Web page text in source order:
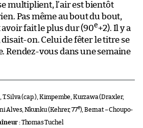
multiplient, l’air est bientôt
Pas même au bout du bout,
fait le plus dur (90e+2). Il y a
on. Celui de fêter le titre se
Rendez-vous dans une semaine
T.Silva (cap.), Kimpembe, Kurzawa (Draxler,
Alves, Nkunku (Kehrer, 77e), Bernat – Choupo-
:Thomas Tuchel